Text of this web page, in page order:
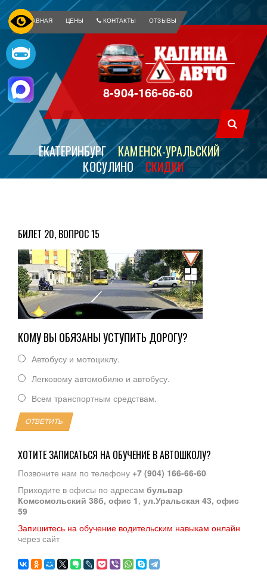
ГЛАВНАЯ ЦЕНЫ КОНТАКТЫ ОТЗЫВЫ
8-904-166-66-60
ЕКАТЕРИНБУРГ
КАМЕНСК-УРАЛЬСКИЙ
КОСУЛИНО
СКИДКИ
БИЛЕТ 20, ВОПРОС 15
КОМУ ВЫ ОБЯЗАНЫ УСТУПИТЬ ДОРОГУ?
Автобусу и мотоциклу.
Легковому автомобилю и автобусу.
Всем транспортным средствам.
ОТВЕТИТЬ
ХОТИТЕ ЗАПИСАТЬСЯ НА ОБУЧЕНИЕ В АВТОШКОЛУ?
Позвоните нам по телефону +7 (904) 166-66-60
Приходите в офисы по адресам бульвар
Комсомольский 38б, офис 1, ул.Уральская 43, офис
59
Запишитесь на обучение водительским навыкам онлайн
через сайт